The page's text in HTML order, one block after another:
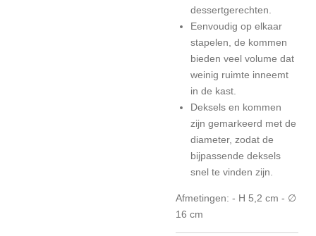
dessertgerechten.
Eenvoudig op elkaar
stapelen, de kommen
bieden veel volume dat
weinig ruimte inneemt
in de kast.
Deksels en kommen
zijn gemarkeerd met de
diameter, zodat de
bijpassende deksels
snel te vinden zijn.
Afmetingen: - H 5,2 cm - ∅
16 cm